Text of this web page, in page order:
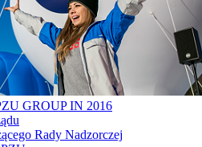
GROUP IN 2016
Rady Nadzorczej